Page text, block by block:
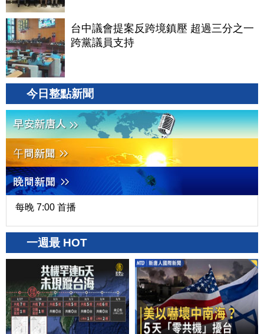
台中議會提案反跨境鎮壓 超過三分之一
跨黨議員支持
今日整點新聞
每晚 7:00 首播
一週最 HOT